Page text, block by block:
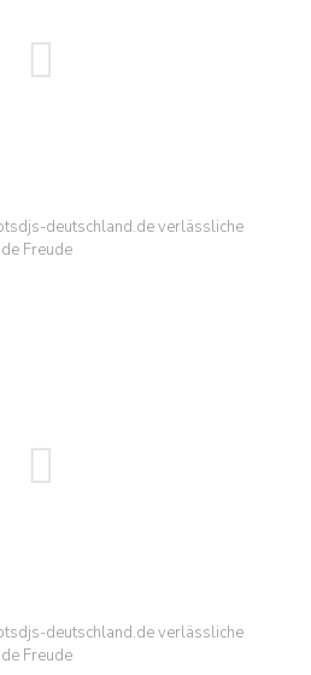
deutschland.de verlässliche
Freude
deutschland.de verlässliche
Freude